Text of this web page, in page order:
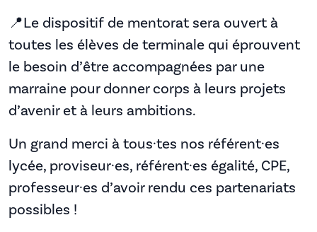
📍Le dispositif de mentorat sera ouvert à
toutes les élèves de terminale qui éprouvent
le besoin d’être accompagnées par une
marraine pour donner corps à leurs projets
d’avenir et à leurs ambitions.
Un grand merci à tous·tes nos référent·es
lycée, proviseur·es, référent·es égalité, CPE,
professeur·es d’avoir rendu ces partenariats
possibles !